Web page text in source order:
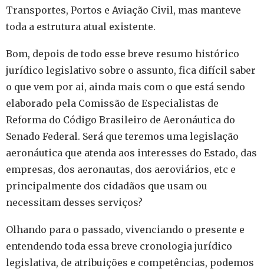
Transportes, Portos e Aviação Civil, mas manteve
toda a estrutura atual existente.
Bom, depois de todo esse breve resumo histórico
jurídico legislativo sobre o assunto, fica difícil saber
o que vem por ai, ainda mais com o que está sendo
elaborado pela Comissão de Especialistas de
Reforma do Código Brasileiro de Aeronáutica do
Senado Federal. Será que teremos uma legislação
aeronáutica que atenda aos interesses do Estado, das
empresas, dos aeronautas, dos aeroviários, etc e
principalmente dos cidadãos que usam ou
necessitam desses serviços?
Olhando para o passado, vivenciando o presente e
entendendo toda essa breve cronologia jurídico
legislativa, de atribuições e competências, podemos